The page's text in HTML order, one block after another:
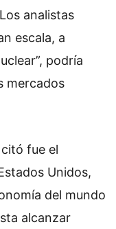
analistas
escala, a
podría
mercados
fue el
Unidos,
del mundo
alcanzar